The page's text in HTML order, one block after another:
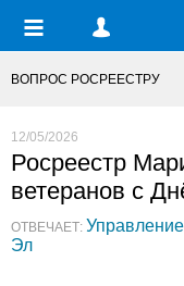
ВОПРОС РОСРЕЕСТРУ
12/05/2026
Росреестр
ветеранов с
ОТВЕЧАЕТ:
Эл